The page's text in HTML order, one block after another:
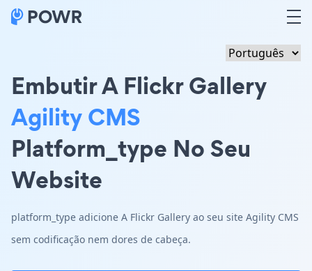
Embutir A Flickr Gallery
Agility CMS
Platform_type No Seu
Website
platform_type adicione A Flickr Gallery ao seu site Agility CMS
sem codificação nem dores de cabeça.